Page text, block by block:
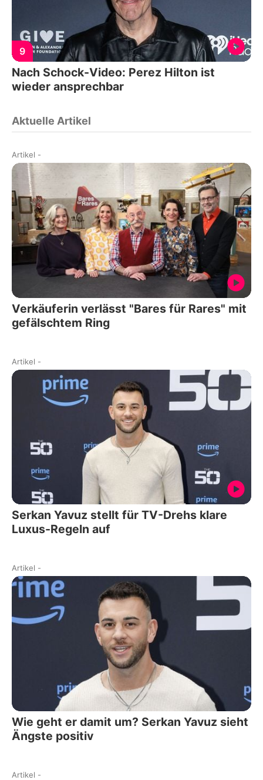
9
Nach Schock-Video: Perez Hilton ist
wieder ansprechbar
Aktuelle Artikel
Artikel -
Verkäuferin verlässt "Bares für Rares" mit
gefälschtem Ring
Artikel -
Serkan Yavuz stellt für TV-Drehs klare
Luxus-Regeln auf
Artikel -
Wie geht er damit um? Serkan Yavuz sieht
Ängste positiv
Artikel -